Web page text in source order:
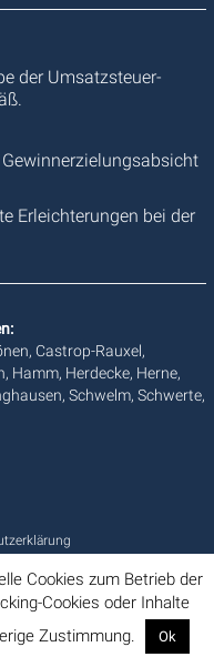
der Umsatzsteuer-
Erleichterungen bei der
Castrop-Rauxel,
Hamm, Herdecke, Herne,
Schwelm, Schwerte,
Cookies zum Betrieb der
Cookies oder Inhalte
Zustimmung.
Ok